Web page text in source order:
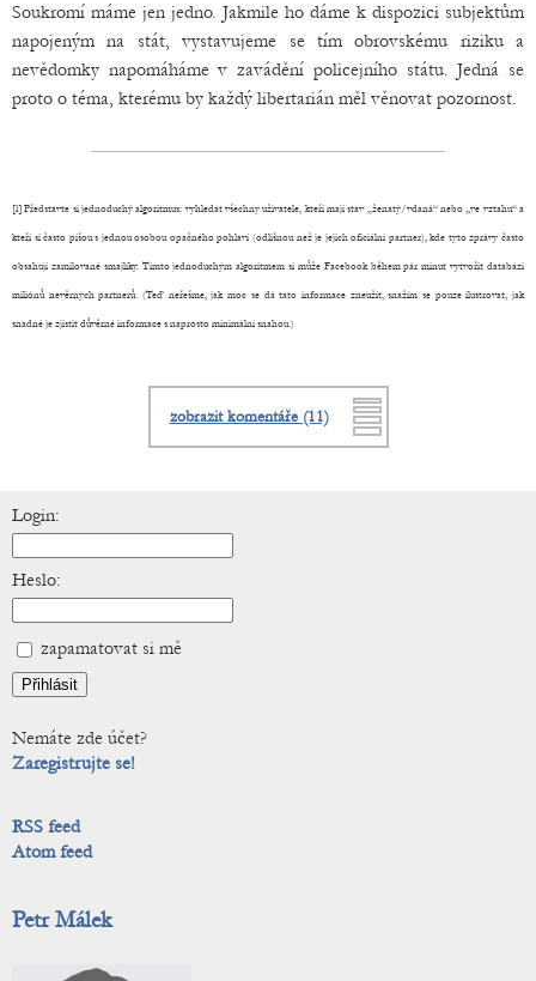
Soukromí máme jen jedno. Jakmile ho dáme k dispozici subjektům
napojeným na stát, vystavujeme se tím obrovskému riziku a
nevědomky napomáháme v zavádění policejního státu. Jedná se
proto o téma, kterému by každý libertarián měl věnovat pozornost.
[1] Představte si jednoduchý algoritmus: vyhledat všechny uživatele, kteří mají stav „ženatý/vdaná“ nebo „ve vztahu“ a
kteří si často píšou s jednou osobou opačného pohlaví (odlišnou než je jejich oficiální partner), kde tyto zprávy často
obsahují zamilované smajlíky. Tímto jednoduchým algoritmem si může Facebook během pár minut vytvořit databázi
miliónů nevěrných partnerů. (Teď neřešme, jak moc se dá tato informace zneužít, snažím se pouze ilustrovat, jak
snadné je zjistit důvěrné informace s naprosto minimální snahou.)
zobrazit komentáře (11)
Login:
Heslo:
zapamatovat si mě
Nemáte zde účet?
Zaregistrujte se!
RSS feed
Atom feed
Petr Málek